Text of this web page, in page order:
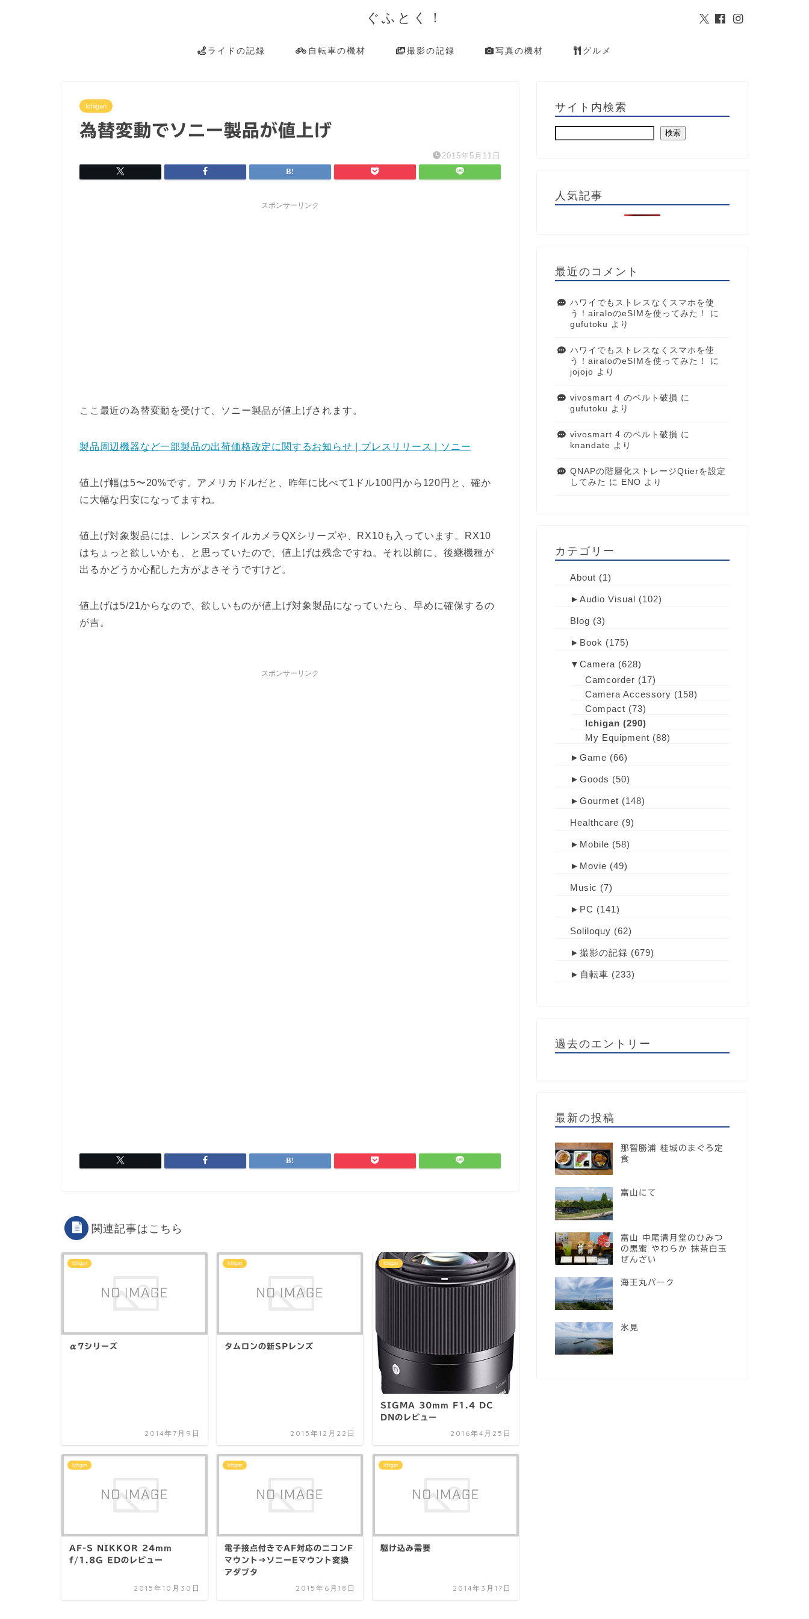
ぐふとく！
ライドの記録 自転車の機材 撮影の記録 写真の機材 グルメ
Ichigan
為替変動でソニー製品が値上げ
2015年5月11日
スポンサーリンク
ここ最近の為替変動を受けて、ソニー製品が値上げされます。
製品周辺機器など一部製品の出荷価格改定に関するお知らせ | プレスリリース | ソニー
値上げ幅は5〜20%です。アメリカドルだと、昨年に比べて1ドル100円から120円と、確か
に大幅な円安になってますね。
値上げ対象製品には、レンズスタイルカメラQXシリーズや、RX10も入っています。RX10
はちょっと欲しいかも、と思っていたので、値上げは残念ですね。それ以前に、後継機種が
出るかどうか心配した方がよさそうですけど。
値上げは5/21からなので、欲しいものが値上げ対象製品になっていたら、早めに確保するの
が吉。
スポンサーリンク
関連記事はこちら
Ichigan
α7シリーズ
2014年7月9日
Ichigan
タムロンの新SPレンズ
2015年12月22日
Ichigan
SIGMA 30mm F1.4 DC
DNのレビュー
2016年4月25日
Ichigan
AF-S NIKKOR 24mm
f/1.8G EDのレビュー
2015年10月30日
Ichigan
電子接点付きでAF対応のニコンF
マウント→ソニーEマウント変換
アダプタ
2015年6月18日
Ichigan
駆け込み需要
2014年3月17日
サイト内検索
検索
人気記事
最近のコメント
ハワイでもストレスなくスマホを使
う！airaloのeSIMを使ってみた！
に
gufutoku より
ハワイでもストレスなくスマホを使
う！airaloのeSIMを使ってみた！
に
jojojo より
vivosmart 4 のベルト破損 に
gufutoku より
vivosmart 4 のベルト破損 に
knandate より
QNAPの階層化ストレージQtierを設定
してみた に ENO より
カテゴリー
About (1)
► Audio Visual (102)
Blog (3)
► Book (175)
▼ Camera (628)
Camcorder (17)
Camera Accessory (158)
Compact (73)
Ichigan (290)
My Equipment (88)
► Game (66)
► Goods (50)
► Gourmet (148)
Healthcare (9)
► Mobile (58)
► Movie (49)
Music (7)
► PC (141)
Soliloquy (62)
► 撮影の記録 (679)
► 自転車 (233)
過去のエントリー
最新の投稿
那智勝浦 桂城のまぐろ定
食
富山にて
富山 中尾清月堂のひみつ
の黒蜜 やわらか 抹茶白玉
ぜんざい
海王丸パーク
氷見